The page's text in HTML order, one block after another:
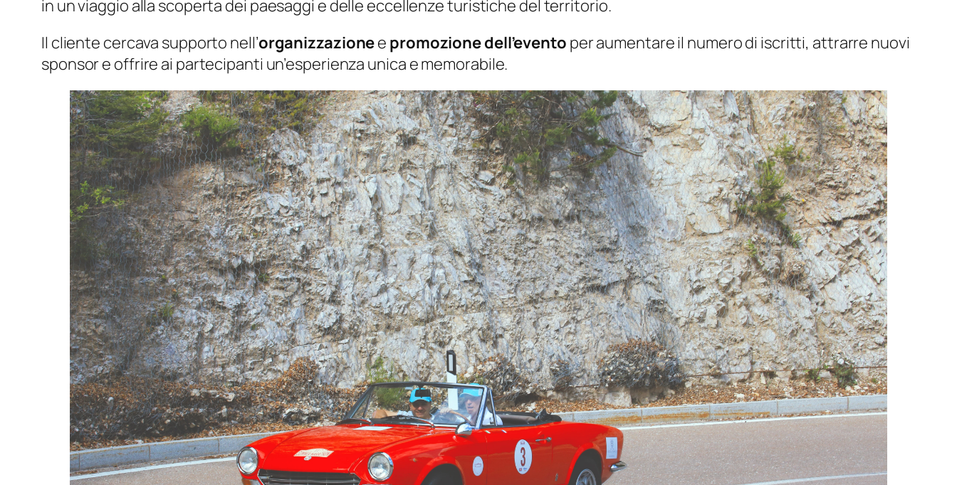
in un viaggio alla scoperta dei paesaggi e delle eccellenze turistiche del territorio.
Il cliente cercava supporto nell’organizzazionee promozione dell’evento per aumentare il numero di iscritti, attrarre nuovi
sponsor e offrire ai partecipanti un’esperienza unica e memorabile.